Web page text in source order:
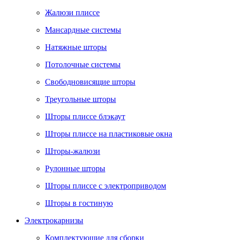
Жалюзи плиссе
Мансардные системы
Натяжные шторы
Потолочные системы
Свободновисящие шторы
Треугольные шторы
Шторы плиссе блэкаут
Шторы плиссе на пластиковые окна
Шторы-жалюзи
Рулонные шторы
Шторы плиссе с электроприводом
Шторы в гостиную
Электрокарнизы
Комплектующие для сборки